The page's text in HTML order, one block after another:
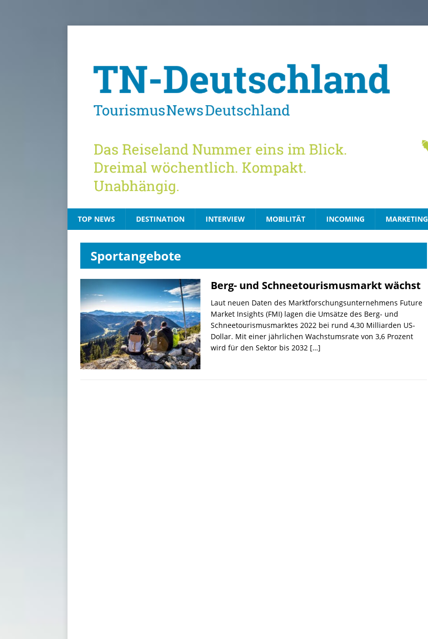
TOP NEWS DESTINATION INTERVIEW MOBILITÄT INCOMING MARKETING
Sportangebote
Berg- und Schneetourismusmarkt wächst
Laut neuen Daten des Marktforschungsunternehmens Future
Market Insights (FMI) lagen die Umsätze des Berg- und
Schneetourismusmarktes 2022 bei rund 4,30 Milliarden US-
Dollar. Mit einer jährlichen Wachstumsrate von 3,6 Prozent
wird für den Sektor bis 2032 […]